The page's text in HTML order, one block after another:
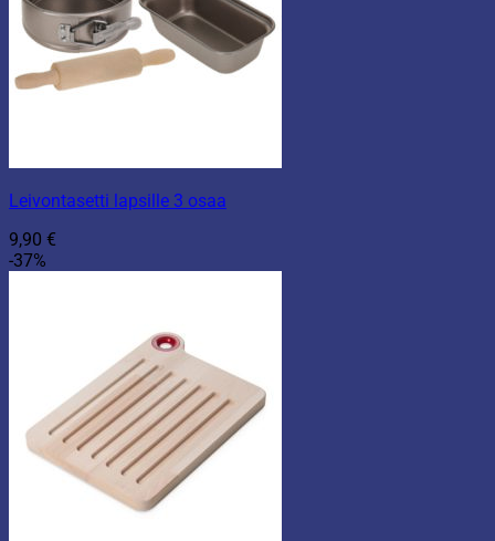
Leivontasetti lapsille 3 osaa
9,90 €
-37%